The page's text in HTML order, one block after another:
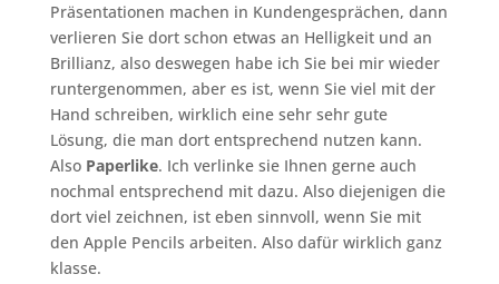
Präsentationen machen in Kundengesprächen, dann
verlieren Sie dort schon etwas an Helligkeit und an
Brillianz, also deswegen habe ich Sie bei mir wieder
runtergenommen, aber es ist, wenn Sie viel mit der
Hand schreiben, wirklich eine sehr sehr gute
Lösung, die man dort entsprechend nutzen kann.
Also Paperlike. Ich verlinke sie Ihnen gerne auch
nochmal entsprechend mit dazu. Also diejenigen die
dort viel zeichnen, ist eben sinnvoll, wenn Sie mit
den Apple Pencils arbeiten. Also dafür wirklich ganz
klasse.